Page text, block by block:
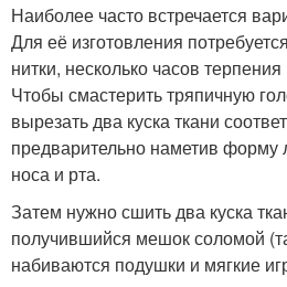
Наиболее часто встречается
Для её изготовления
нитки, несколько часов
Чтобы смастерить тряпичную
вырезать два куска ткани
предварительно наметив форму
носа и рта.
Затем нужно сшить два куска
получившийся мешок соломой
набиваются подушки и мягкие